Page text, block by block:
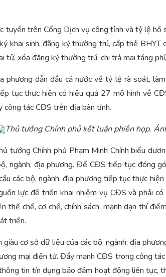
tuyến trên Cổng Dịch vụ công tỉnh và tỷ lệ
khai sinh, đăng ký thường trú, cấp thẻ
tử, xóa đăng ký thường trú, chi trả mai táng
phương dẫn đầu cả nước về tỷ lệ rà soát,
tục thực hiện có hiệu quả 27 mô hình về
công tác CĐS trên địa bàn tỉnh.
Thủ tướng Chính phủ kết luận phiên họp.
tướng Chính phủ Phạm Minh Chính biểu
ngành, địa phương. Để CĐS tiếp tục đóng
các bộ, ngành, địa phương tiếp tục thực
lực để triển khai nhiệm vụ CĐS và phải
thể chế, cơ chế, chính sách, mạnh dạn thí
triển.
cơ sở dữ liệu của các bộ, ngành, địa
mại điện tử. Đẩy mạnh CĐS trong công
tin tín dụng bảo đảm hoạt động liên tục,